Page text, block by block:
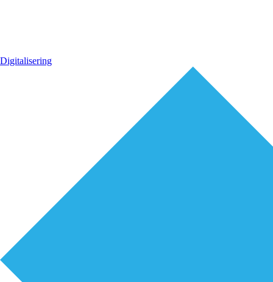
Digitalisering